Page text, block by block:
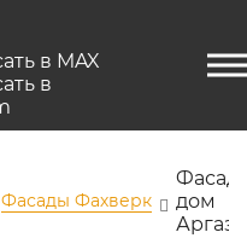
Фасады Фахверк
дом
Аргази